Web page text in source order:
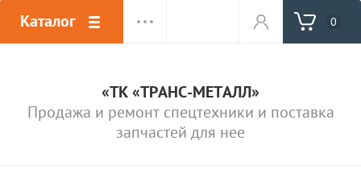
Каталог 0
«ТК «ТРАНС-МЕТАЛЛ»
Продажа и ремонт спецтехники и поставка
запчастей для нее